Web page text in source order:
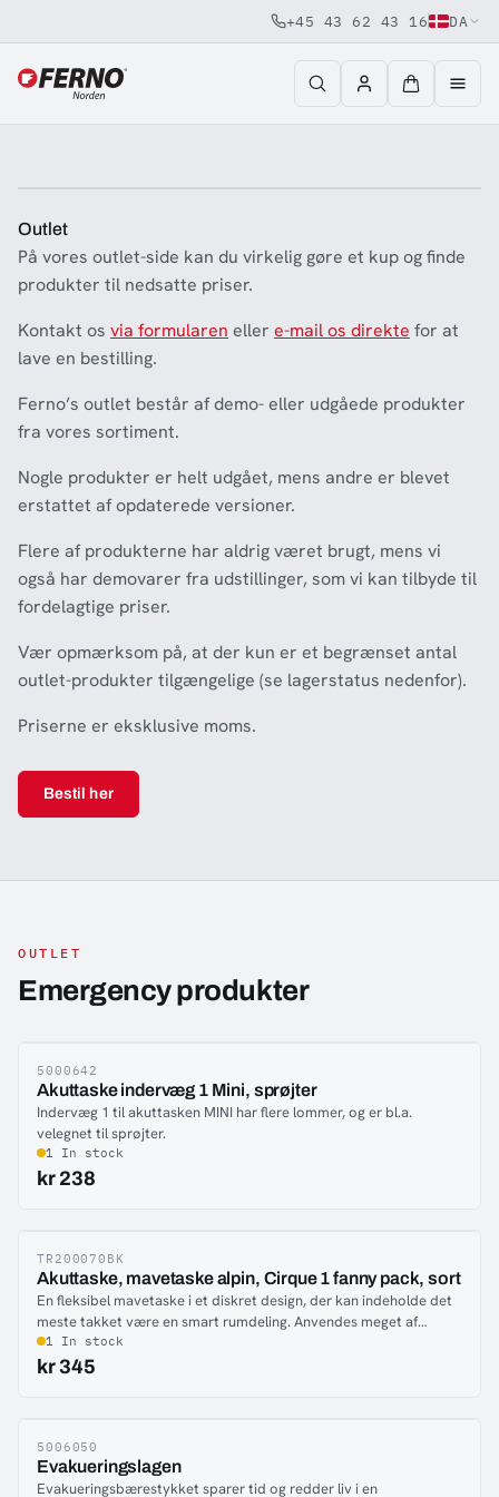
Jump to content
+45 43 62 43 16 DA
Outlet
På vores outlet-side kan du virkelig gøre et kup og finde
produkter til nedsatte priser.
Kontakt os via formularen eller e-mail os direkte for at
lave en bestilling.
Ferno’s outlet består af demo- eller udgåede produkter
fra vores sortiment.
Nogle produkter er helt udgået, mens andre er blevet
erstattet af opdaterede versioner.
Flere af produkterne har aldrig været brugt, mens vi
også har demovarer fra udstillinger, som vi kan tilbyde til
fordelagtige priser.
Vær opmærksom på, at der kun er et begrænset antal
outlet-produkter tilgængelige (se lagerstatus nedenfor).
Priserne er eksklusive moms.
Bestil her
OUTLET
Emergency produkter
-70%
5000642
Akuttaske indervæg 1 Mini, sprøjter
Indervæg 1 til akuttasken MINI har flere lommer, og er bl.a.
velegnet til sprøjter.
1 In stock
kr 238
-60%
TR200070BK
Akuttaske, mavetaske alpin, Cirque 1 fanny pack, sort
En fleksibel mavetaske i et diskret design, der kan indeholde det
meste takket være en smart rumdeling. Anvendes meget af
skispatruljer og specialenheder. Leveres uden indhold men udstyr
kan tilkøbes. Tasken fås i to modeller.
1 In stock
kr 345
-58%
5006050
Evakueringslagen
Evakueringsbærestykket sparer tid og redder liv i en